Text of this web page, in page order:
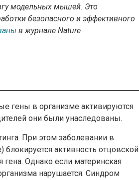
модельных мышей. Это
безопасного и эффективного
в журнале Nature
гены в организме активируются
они были унаследованы.
При этом заболевании в
активность отцовской
гена. Однако если материнская
нарушается. Синдром